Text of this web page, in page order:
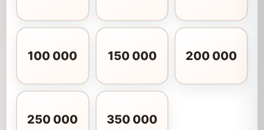
100 000 150 000 200 000
250 000 350 000